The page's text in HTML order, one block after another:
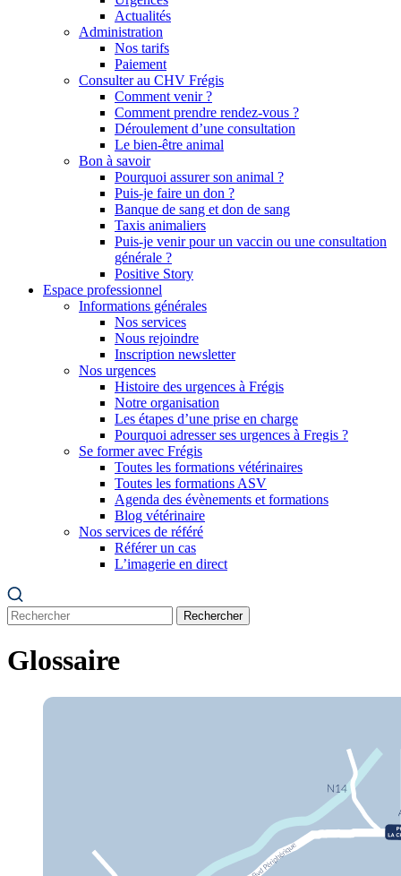
Actualités
Administration
Nos tarifs
Paiement
Consulter au CHV Frégis
Comment venir ?
Comment prendre rendez-vous ?
Déroulement d’une consultation
Le bien-être animal
Bon à savoir
Pourquoi assurer son animal ?
Puis-je faire un don ?
Banque de sang et don de sang
Taxis animaliers
Puis-je venir pour un vaccin ou une consultation
générale ?
Positive Story
Espace professionnel
Informations générales
Nos services
Nous rejoindre
Inscription newsletter
Nos urgences
Histoire des urgences à Frégis
Notre organisation
Les étapes d’une prise en charge
Pourquoi adresser ses urgences à Fregis ?
Se former avec Frégis
Toutes les formations vétérinaires
Toutes les formations ASV
Agenda des évènements et formations
Blog vétérinaire
Nos services de référé
Référer un cas
L’imagerie en direct
Rechercher
Glossaire